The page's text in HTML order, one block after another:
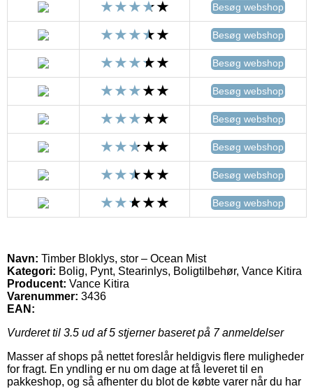
Besøg webshop
Besøg webshop
Besøg webshop
Besøg webshop
Besøg webshop
Besøg webshop
Besøg webshop
Besøg webshop
Navn: Timber Bloklys, stor – Ocean Mist
Kategori: Bolig, Pynt, Stearinlys, Boligtilbehør, Vance Kitira
Producent: Vance Kitira
Varenummer: 3436
EAN:
Vurderet til 3.5 ud af 5 stjerner baseret på 7anmeldelser
Masser af shops på nettet foreslår heldigvis flere muligheder
for fragt. En yndling er nu om dage at få leveret til en
pakkeshop, og så afhenter du blot de købte varer når du har